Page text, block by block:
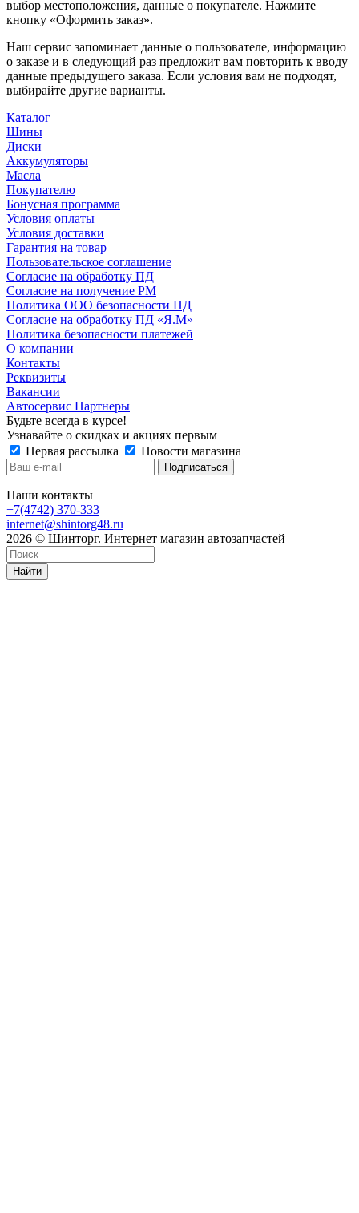
выбор местоположения, данные о покупателе. Нажмите
кнопку «Оформить заказ».
Наш сервис запоминает данные о пользователе, информацию
о заказе и в следующий раз предложит вам повторить к вводу
данные предыдущего заказа. Если условия вам не подходят,
выбирайте другие варианты.
Каталог
Шины
Диски
Аккумуляторы
Масла
Покупателю
Бонусная программа
Условия оплаты
Условия доставки
Гарантия на товар
Пользовательское соглашение
Согласие на обработку ПД
Согласие на получение РМ
Политика ООО безопасности ПД
Согласие на обработку ПД «Я.М»
Политика безопасности платежей
О компании
Контакты
Реквизиты
Вакансии
Автосервис Партнеры
Будьте всегда в курсе!
Узнавайте о скидках и акциях первым
Первая рассылка
Новости магазина
Наши контакты
+7(4742) 370-333
internet@shintorg48.ru
2026 © Шинторг. Интернет магазин автозапчастей
Найти